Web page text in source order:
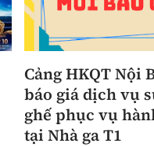
Cảng HKQT Nội
báo giá dịch vụ
ghế phục vụ
tại Nhà ga T1